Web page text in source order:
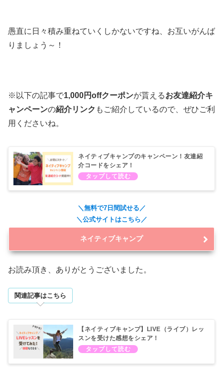
愚直に日々積み重ねていくしかないですね、お互いがんば
りましょう～！
※以下の記事で1,000円offクーポンが貰えるお友達紹介キ
ャンペーンの紹介リンク もご紹介しているので、ぜひご利
用くださいね。
ネイティブキャンプのキャンペーン！友達紹
介コードをシェア！
＼無料で7日間試せる／
＼公式サイトはこちら／
ネイティブキャンプ
お読み頂き、ありがとうございました。
関連記事はこちら
【ネイティブキャンプ】LIVE（ライブ）レッ
スンを受けた感想をシェア！